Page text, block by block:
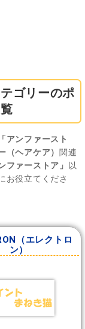
ゴリーのポ
「アンファースト
（ヘアケア） 関連
ファーストア」
以
お役立てくださ
（エレクトロ
ン）